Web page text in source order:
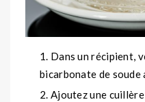
Dans un récipient,
bicarbonate de soude
Ajoutez une